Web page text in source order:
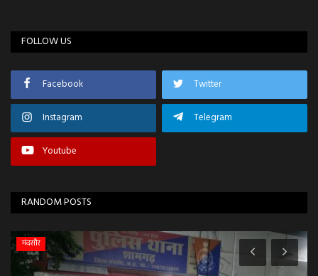
FOLLOW US
Facebook Twitter
Instagram Telegram
Youtube
RANDOM POSTS
मंदसौर